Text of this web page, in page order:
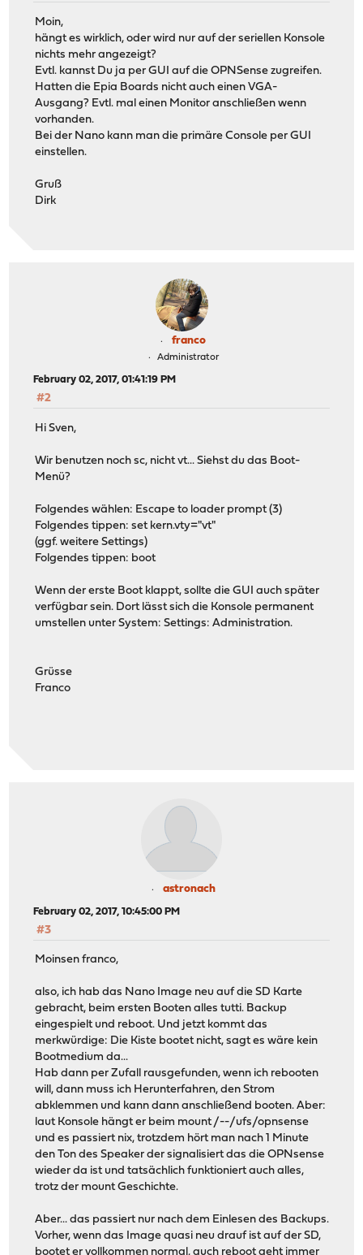
Moin,
hängt es wirklich, oder wird nur auf der seriellen Konsole
nichts mehr angezeigt?
Evtl. kannst Du ja per GUI auf die OPNSense zugreifen.
Hatten die Epia Boards nicht auch einen VGA-
Ausgang? Evtl. mal einen Monitor anschließen wenn
vorhanden.
Bei der Nano kann man die primäre Console per GUI
einstellen.
Gruß
Dirk
franco
Administrator
February 02, 2017, 01:41:19 PM
#2
Hi Sven,
Wir benutzen noch sc, nicht vt... Siehst du das Boot-
Menü?
Folgendes wählen: Escape to loader prompt (3)
Folgendes tippen: set kern.vty="vt"
(ggf. weitere Settings)
Folgendes tippen: boot
Wenn der erste Boot klappt, sollte die GUI auch später
verfügbar sein. Dort lässt sich die Konsole permanent
umstellen unter System: Settings: Administration.
Grüsse
Franco
astronach
February 02, 2017, 10:45:00 PM
#3
Moinsen franco,
also, ich hab das Nano Image neu auf die SD Karte
gebracht, beim ersten Booten alles tutti. Backup
eingespielt und reboot. Und jetzt kommt das
merkwürdige: Die Kiste bootet nicht, sagt es wäre kein
Bootmedium da...
Hab dann per Zufall rausgefunden, wenn ich rebooten
will, dann muss ich Herunterfahren, den Strom
abklemmen und kann dann anschließend booten. Aber:
laut Konsole hängt er beim mount /--/ufs/opnsense
und es passiert nix, trotzdem hört man nach 1 Minute
den Ton des Speaker der signalisiert das die OPNsense
wieder da ist und tatsächlich funktioniert auch alles,
trotz der mount Geschichte.
Aber... das passiert nur nach dem Einlesen des Backups.
Vorher, wenn das Image quasi neu drauf ist auf der SD,
bootet er vollkommen normal, auch reboot geht immer